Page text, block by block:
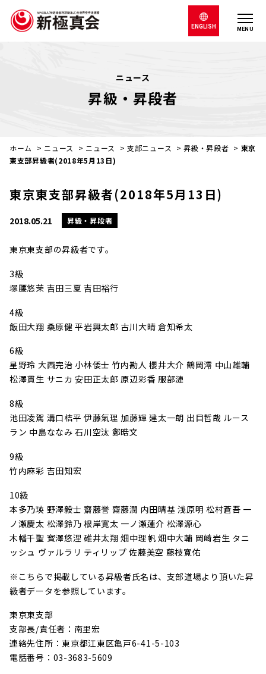
MENU
ENGLISH
ニュース
昇級・昇段者
ホーム > ニュース > ニュース >支部ニュース >昇級・昇段者 > 東京
東支部昇級者(2018年5月13日)
東京東支部昇級者(2018年5月13日)
2018.05.21 昇級・昇段者
東京東支部の昇級者です。
3級
塚腰悠茉 吉田三夏 吉田裕行
4級
飯田大翔 桑原健 平岩興太郎 古川大晴 倉知希太
6級
星野玲 大西完治 小林倭士 竹内勘人 櫻井大介 鶴岡澪 中山雄輔
松澤貫生 サニカ 安田正太郎 原辺彩香 服部漣
8級
池田凌駕 溝口桔平 伊藤氣理 加藤輝 建太一朗 出目哲哉 ルース
ラン 中島ななみ 石川空汰 鄭晧文
9級
竹内麻彩 吉田知宏
10級
本多乃瑛 野澤毅士 齋藤誉 齋藤潤 内田晴基 浅原明 松村蒼吾 一
ノ瀬慶太 松澤鈴乃 根岸寛太 一ノ瀬蓮介 松澤源心
木幡千聖 寳澤悠浬 碓井太翔 畑中理帆 畑中大輔 岡崎岩生 タニ
ッシュ ヴァルラリ ティリップ 佐藤美空 藤枝寛佑
※こちらで掲載している昇級者氏名は、支部道場より頂いた昇
級者データを参照しています。
東京東支部
支部長/責任者：南里宏
連絡先住所：東京都江東区亀戸6-41-5-103
電話番号：03-3683-5609